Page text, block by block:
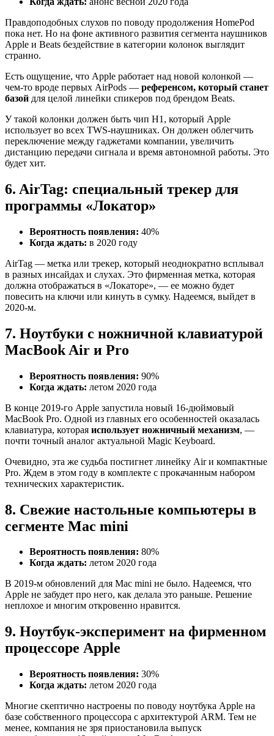
Правдоподобных слухов по поводу продолжения HomePod
пока нет. Но на фоне активного развития сегмента наушников
Apple и Beats бездействие в категории колонок выглядит
странно.
Есть ощущение, что Apple работает над новой колонкой —
чем-то вроде первых AirPods — референсом, который станет
базой для целой линейки спикеров под брендом Beats.
У такой колонки должен быть чип H1, который Apple
использует во всех TWS-наушниках. Он должен облегчить
переключение между гаджетами компании, увеличить
дистанцию передачи сигнала и время автономной работы. Это
будет хит.
6. AirTag: специальный трекер для
программы «Локатор»
Вероятность появления: 40%
Когда ждать: в 2020 году
AirTag — метка или трекер, который неоднократно всплывал
в разных инсайдах и слухах. Это фирменная метка, которая
должна отображаться в «Локаторе», — ее можно будет
повесить на ключи или кинуть в сумку. Надеемся, выйдет в
2020-м.
7. Ноутбуки с ножничной клавиатурой
MacBook Air и Pro
Вероятность появления: 90%
Когда ждать: летом 2020 года
В конце 2019-го Apple запустила новый 16-дюймовый
MacBook Pro. Одной из главных его особенностей оказалась
клавиатура, которая использует ножничный механизм, —
почти точный аналог актуальной Magic Keyboard.
Очевидно, эта же судьба постигнет линейку Air и компактные
Pro. Ждем в этом году в комплекте с прокачанным набором
технических характеристик.
8. Свежие настольные компьютеры в
сегменте Mac mini
Вероятность появления: 80%
Когда ждать: летом 2020 года
В 2019-м обновлений для Mac mini не было. Надеемся, что
Apple не забудет про него, как делала это раньше. Решение
неплохое и многим откровенно нравится.
9. Ноутбук-эксперимент на фирменном
процессоре Apple
Вероятность появления: 30%
Когда ждать: летом 2020 года
Многие скептично настроены по поводу ноутбука Apple на
базе собственного процессора с архитектурой ARM. Тем не
менее, компания не зря приостановила выпуск